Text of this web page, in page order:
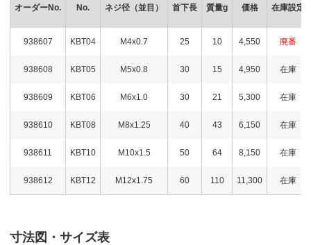
オーダーNo. No. ネジ径（並目） 首下長 質量g 価格 在庫設定
938607 KBT04 M4x0.7 25 10 4,550 廃番
938608 KBT05 M5x0.8 30 15 4,950 在庫
938609 KBT06 M6x1.0 30 21 5,300 在庫
938610 KBT08 M8x1.25 40 43 6,150 在庫
938611 KBT10 M10x1.5 50 64 8,150 在庫
938612 KBT12 M12x1.75 60 110 11,300 在庫
寸法図・サイズ表